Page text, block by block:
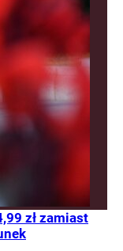
zł zamiast